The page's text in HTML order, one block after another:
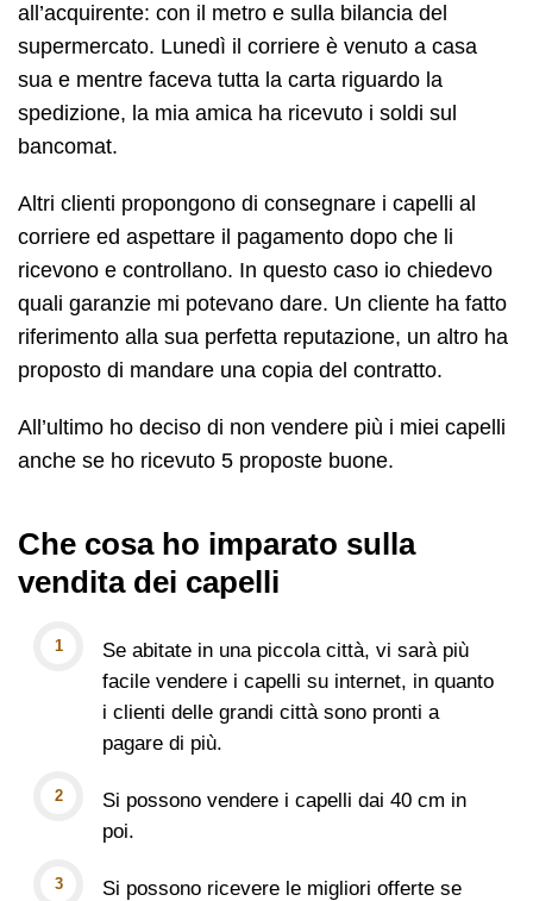
all’acquirente: con il metro e sulla bilancia del
supermercato. Lunedì il corriere è venuto a casa
sua e mentre faceva tutta la carta riguardo la
spedizione, la mia amica ha ricevuto i soldi sul
bancomat.
Altri clienti propongono di consegnare i capelli al
corriere ed aspettare il pagamento dopo che li
ricevono e controllano. In questo caso io chiedevo
quali garanzie mi potevano dare. Un cliente ha fatto
riferimento alla sua perfetta reputazione, un altro ha
proposto di mandare una copia del contratto.
All’ultimo ho deciso di non vendere più i miei capelli
anche se ho ricevuto 5 proposte buone.
Che cosa ho imparato sulla
vendita dei capelli
Se abitate in una piccola città, vi sarà più
facile vendere i capelli su internet, in quanto
i clienti delle grandi città sono pronti a
pagare di più.
Si possono vendere i capelli dai 40 cm in
poi.
Si possono ricevere le migliori offerte se